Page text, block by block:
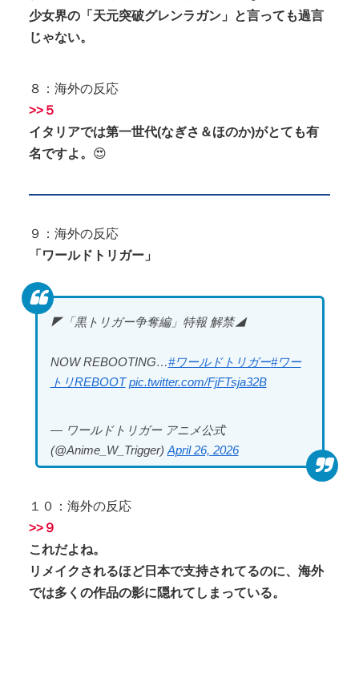
少女界の「天元突破グレンラガン」と言っても過言
じゃない。
８：海外の反応
>>５
イタリアでは第一世代(なぎさ＆ほのか)がとても有
名ですよ。 😍
９：海外の反応
「ワールドトリガー」
◤「黒トリガー争奪編」特報 解禁◢
NOW REBOOTING…#ワールドトリガー#ワー
トリREBOOT pic.twitter.com/FjFTsja32B
— ワールドトリガー アニメ公式
(@Anime_W_Trigger) April 26, 2026
１０：海外の反応
>>９
これだよね。
リメイクされるほど日本で支持されてるのに、海外
では多くの作品の影に隠れてしまっている。